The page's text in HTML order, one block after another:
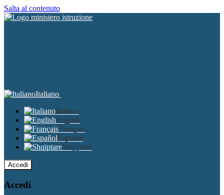
Salta al contenuto
Italiano
Italiano
English
Français
Español
Shqiptare
Accedi
Accedi